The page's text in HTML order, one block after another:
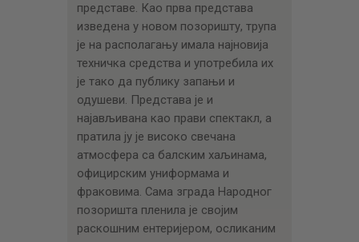
представе. Као прва представа
изведена у новом позоришту, трупа
је на располагању имала најновија
техничка средства и употребила их
је тако да публику запањи и
одушеви. Представа је и
најављивана као прави спектакл, а
пратила ју је високо свечана
атмосфера са балским хаљинама,
официрским униформама и
фраковима. Сама зграда Народног
позоришта пленила је својим
раскошним ентеријером, осликаним